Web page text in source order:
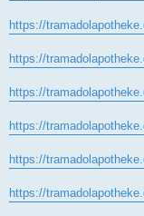
https://
https://
https://
https://
https://
https://